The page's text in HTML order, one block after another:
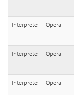
Interprete Opera
Interprete Opera
Interprete Opera